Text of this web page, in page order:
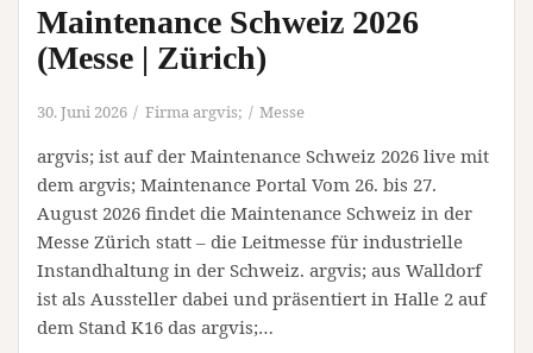
Maintenance Schweiz 2026
(Messe | Zürich)
30. Juni 2026 Firma argvis; Messe
argvis; ist auf der Maintenance Schweiz 2026 live mit
dem argvis; Maintenance Portal Vom 26. bis 27.
August 2026 findet die Maintenance Schweiz in der
Messe Zürich statt – die Leitmesse für industrielle
Instandhaltung in der Schweiz. argvis; aus Walldorf
ist als Aussteller dabei und präsentiert in Halle 2 auf
dem Stand K16 das argvis;…